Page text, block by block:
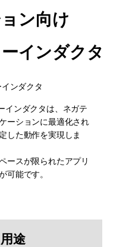
ン向け
インダクタ
インダクタは、ネガテ
ーションに最適化され
した動作を実現しま
ースが限られたアプリ
可能です。
途